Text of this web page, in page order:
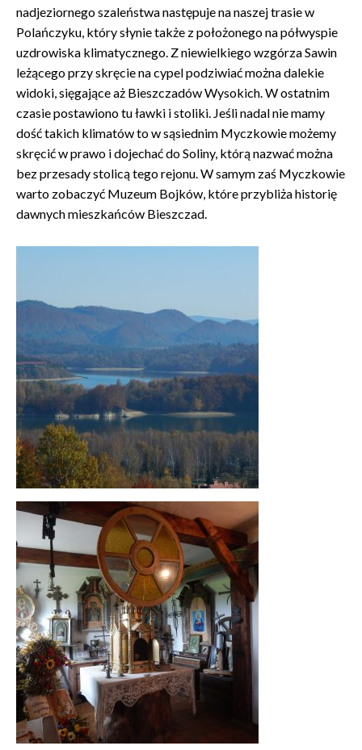
nadjeziornego szaleństwa następuje na naszej trasie w
Polańczyku, który słynie także z położonego na półwyspie
uzdrowiska klimatycznego. Z niewielkiego wzgórza Sawin
leżącego przy skręcie na cypel podziwiać można dalekie
widoki, sięgające aż Bieszczadów Wysokich. W ostatnim
czasie postawiono tu ławki i stoliki. Jeśli nadal nie mamy
dość takich klimatów to w sąsiednim Myczkowie możemy
skręcić w prawo i dojechać do Soliny, którą nazwać można
bez przesady stolicą tego rejonu. W samym zaś Myczkowie
warto zobaczyć Muzeum Bojków, które przybliża historię
dawnych mieszkańców Bieszczad.